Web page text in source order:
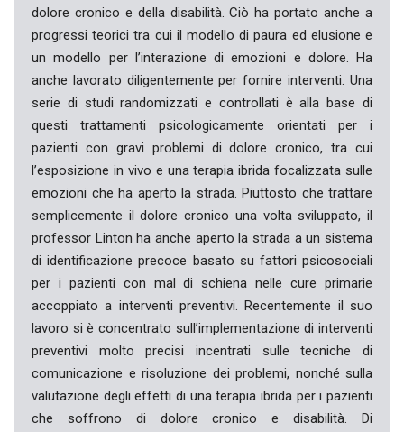
dolore cronico e della disabilità. Ciò ha portato anche a
progressi teorici tra cui il modello di paura ed elusione e
un modello per l’interazione di emozioni e dolore. Ha
anche lavorato diligentemente per fornire interventi. Una
serie di studi randomizzati e controllati è alla base di
questi trattamenti psicologicamente orientati per i
pazienti con gravi problemi di dolore cronico, tra cui
l’esposizione in vivo e una terapia ibrida focalizzata sulle
emozioni che ha aperto la strada. Piuttosto che trattare
semplicemente il dolore cronico una volta sviluppato, il
professor Linton ha anche aperto la strada a un sistema
di identificazione precoce basato su fattori psicosociali
per i pazienti con mal di schiena nelle cure primarie
accoppiato a interventi preventivi. Recentemente il suo
lavoro si è concentrato sull’implementazione di interventi
preventivi molto precisi incentrati sulle tecniche di
comunicazione e risoluzione dei problemi, nonché sulla
valutazione degli effetti di una terapia ibrida per i pazienti
che soffrono di dolore cronico e disabilità. Di